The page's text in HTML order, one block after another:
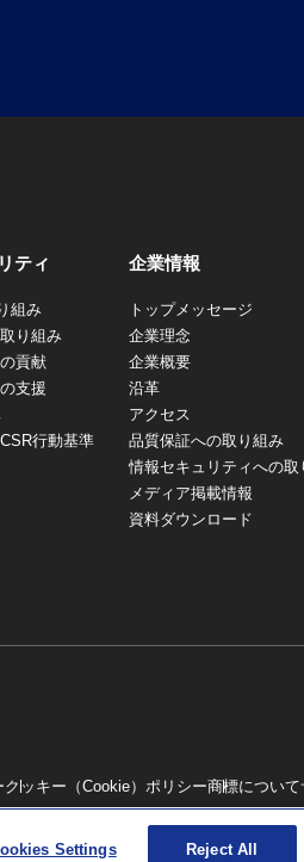
ティ
組み
り組み
貢献
支援
行動基準
企業情報
トップメッセージ
企業理念
企業概要
沿革
アクセス
品質保証への取り組み
情報セキュリティへの取
メディア掲載情報
資料ダウンロード
クッキー（Cookie）ポリシー商標について
Settings Reject All